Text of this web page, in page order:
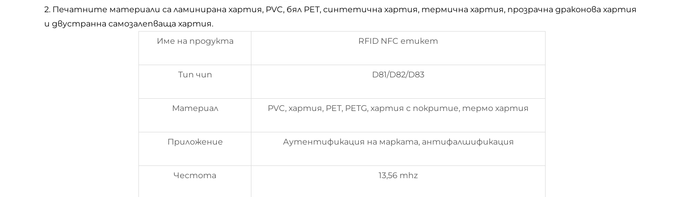
2. Печатните материали са ламинирана хартия, PVC, бял PET, синтетична хартия, термична хартия, прозрачна драконова хартия
и двустранна самозалепваща хартия.
Име на продукта
RFID NFC етикет
Тип чип D81/D82/D83
Материал PVC, хартия, PET, PETG, хартия с покритие, термо хартия
Приложение Аутентификация на марката, антифалшификация
Честота 13,56 mhz